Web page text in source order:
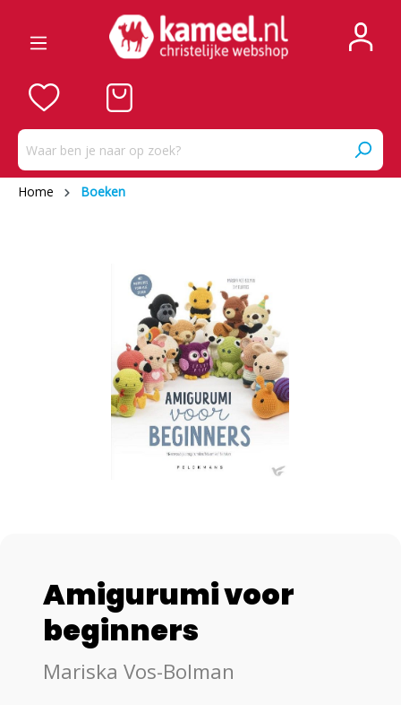
Home Boeken
Amigurumi voor
beginners
Mariska Vos-Bolman